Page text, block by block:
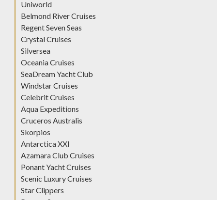
Uniworld
Belmond River Cruises
Regent Seven Seas
Crystal Cruises
Silversea
Oceania Cruises
SeaDream Yacht Club
Windstar Cruises
Celebrit Cruises
Aqua Expeditions
Cruceros Australis
Skorpios
Antarctica XXI
Azamara Club Cruises
Ponant Yacht Cruises
Scenic Luxury Cruises
Star Clippers